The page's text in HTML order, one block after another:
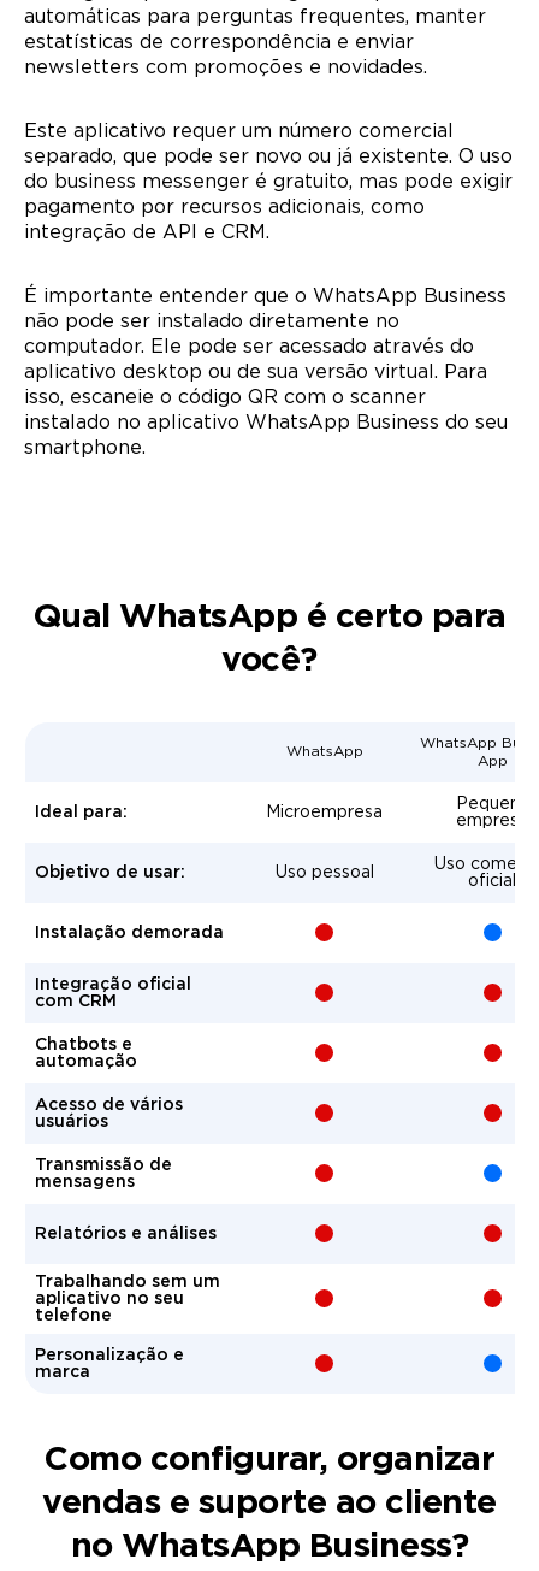
automáticas para perguntas frequentes, manter
estatísticas de correspondência e enviar
newsletters com promoções e novidades.
Este aplicativo requer um número comercial
separado, que pode ser novo ou já existente. O uso
do business messenger é gratuito, mas pode exigir
pagamento por recursos adicionais, como
integração de API e CRM.
É importante entender que o WhatsApp Business
não pode ser instalado diretamente no
computador. Ele pode ser acessado através do
aplicativo desktop ou de sua versão virtual. Para
isso, escaneie o código QR com o scanner
instalado no aplicativo WhatsApp Business do seu
smartphone.
Qual WhatsApp é certo para
você?
WhatsApp
WhatsApp
App
Ideal para: Microempresa
Pequena
empresa
Objetivo de usar: Uso pessoal
Uso
oficial
Instalação demorada + -
Integração oficial
com CRM
+ -
Chatbots e
automação
+ -
Acesso de vários
usuários
+ -
Transmissão de
mensagens
+ -
Relatórios e análises + -
Trabalhando sem um
aplicativo no seu
telefone
+ -
Personalização e
marca
+ -
Como configurar, organizar
vendas e suporte ao cliente
no WhatsApp Business?